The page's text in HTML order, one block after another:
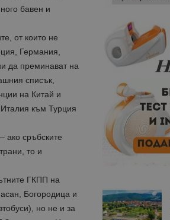
бавен и
от които не
Германия,
да преминават на
списък,
на Китай и
към Турция
ако сръбските
то и
ГКПП на
Богородица и
но не и за